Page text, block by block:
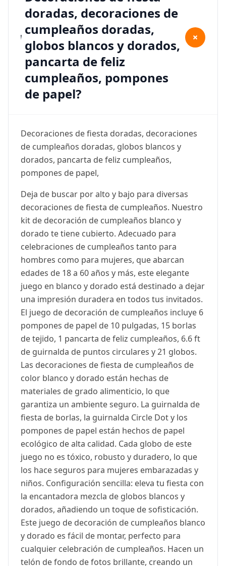
doradas, decoraciones de
cumpleaños doradas,
globos blancos y dorados,
pancarta de feliz
cumpleaños, pompones
de papel?
+
Decoraciones de fiesta doradas, decoraciones
de cumpleaños doradas, globos blancos y
dorados, pancarta de feliz cumpleaños,
pompones de papel,
Deja de buscar por alto y bajo para diversas
decoraciones de fiesta de cumpleaños. Nuestro
kit de decoración de cumpleaños blanco y
dorado te tiene cubierto. Adecuado para
celebraciones de cumpleaños tanto para
hombres como para mujeres, que abarcan
edades de 18 a 60 años y más, este elegante
juego en blanco y dorado está destinado a dejar
una impresión duradera en todos tus invitados.
El juego de decoración de cumpleaños incluye 6
pompones de papel de 10 pulgadas, 15 borlas
de tejido, 1 pancarta de feliz cumpleaños, 6.6 ft
de guirnalda de puntos circulares y 21 globos.
Las decoraciones de fiesta de cumpleaños de
color blanco y dorado están hechas de
materiales de grado alimenticio, lo que
garantiza un ambiente seguro. La guirnalda de
fiesta de borlas, la guirnalda Circle Dot y los
pompones de papel están hechos de papel
ecológico de alta calidad. Cada globo de este
juego no es tóxico, robusto y duradero, lo que
los hace seguros para mujeres embarazadas y
niños. Configuración sencilla: eleva tu fiesta con
la encantadora mezcla de globos blancos y
dorados, añadiendo un toque de sofisticación.
Este juego de decoración de cumpleaños blanco
y dorado es fácil de montar, perfecto para
cualquier celebración de cumpleaños. Hacen un
telón de fondo de fotos brillante, creando un